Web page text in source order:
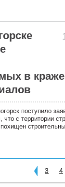
в краже
поступило
с территории
3 4